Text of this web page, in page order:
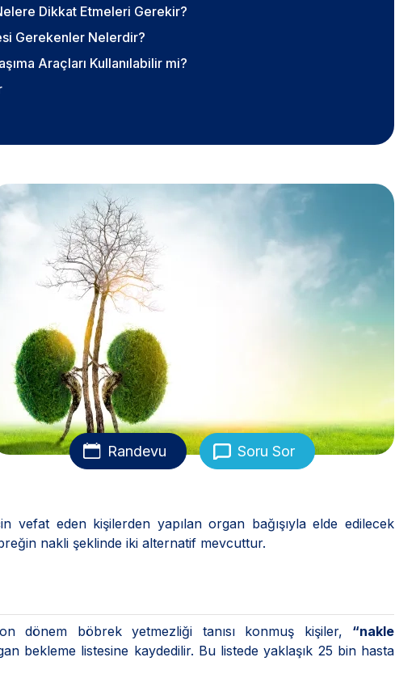
Dikkat Etmeleri Gerekir?
Gerekenler Nelerdir?
Araçları Kullanılabilir mi?
Randevu Soru Sor
vefat eden kişilerden yapılan organ bağışıyla elde edilecek
nakli şeklinde iki alternatif mevcuttur.
dönem böbrek yetmezliği tanısı konmuş kişiler, “nakle
bekleme listesine kaydedilir. Bu listede yaklaşık 25 bin hasta